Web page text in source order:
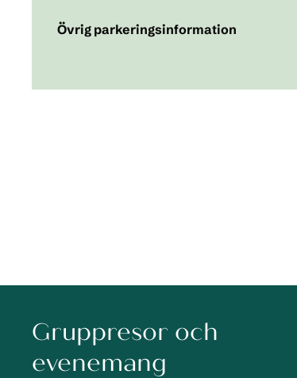
Övrig parkeringsinformation
Gruppresor och
evenemang